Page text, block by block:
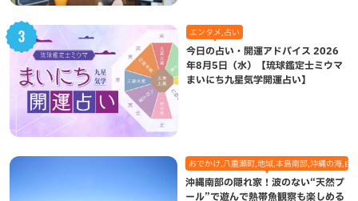
エンタメ,占い
今日の占い・開運アドバイス 2026
年8月5日（水）【琉球鑑定士ミウマ
まいにち九星気学開運占い】
おでかけ,八重瀬町,地域,本島南部,沖縄の海,自
沖縄南部の隠れ家！波のない“天然プ
ール”で遊んで熱帯魚観察も楽しめる